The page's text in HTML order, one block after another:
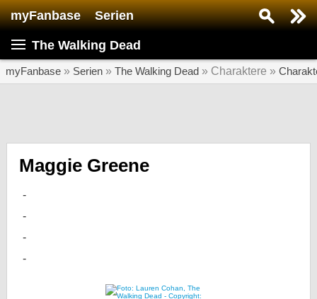
myFanbase Serien
The Walking Dead
myFanbase » Serien » The Walking Dead » Charaktere »
Maggie Greene
Serie suchen...
SERIEN